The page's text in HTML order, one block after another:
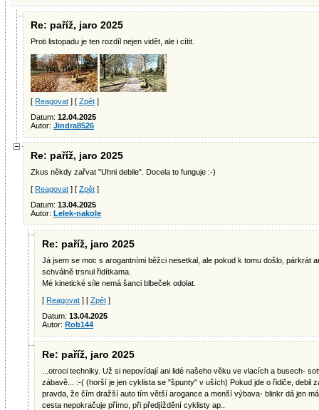
Re: paříž, jaro 2025
Proti listopadu je ten rozdíl nejen vidět, ale i cítit.
[ Reagovat ] [ Zpět ]
Datum: 12.04.2025
Autor: Jindra8526
Re: paříž, jaro 2025
Zkus někdy zařvat "Uhni debile". Docela to funguje :-)
[ Reagovat ] [ Zpět ]
Datum: 13.04.2025
Autor: Lelek-nakole
Re: paříž, jaro 2025
Já jsem se moc s arogantními běžci nesetkal, ale pokud k tomu došlo, párkrát
schválně trsnul řidítkama.
Mé kinetické síle nemá šanci blbeček odolat.
[ Reagovat ] [ Zpět ]
Datum: 13.04.2025
Autor: Rob144
Re: paříž, jaro 2025
...otroci techniky. Už si nepovídají ani lidé našeho věku ve vlacích a busech-
zábavě... :-( (horší je jen cyklista se "špunty" v uších) Pokud jde o řidiče, debil
pravda, že čím dražší auto tím větší arogance a menší výbava- blinkr dá jen
cesta nepokračuje přímo, při předjíždění cyklisty ap..